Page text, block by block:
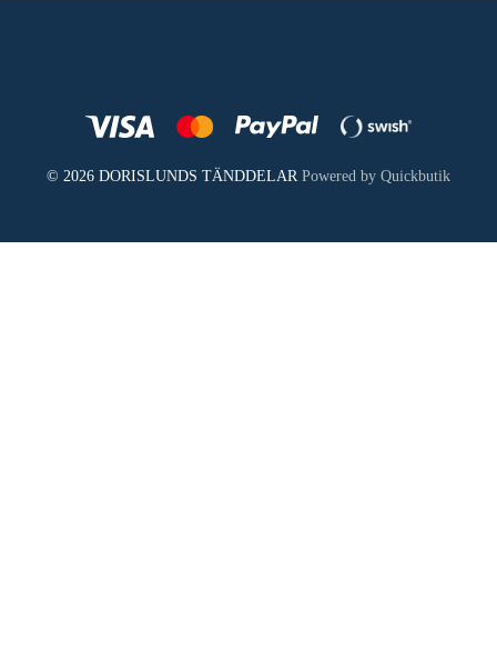
© 2026 DORISLUNDS TÄNDDELAR Powered by Quickbutik